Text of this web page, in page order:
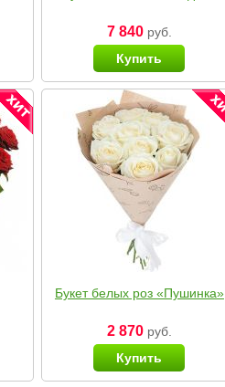
7 840руб.
Купить
Букет белых роз «Пушинка»
2 870руб.
Купить